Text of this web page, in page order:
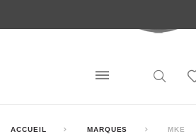
ACCUEIL MARQUES MKE